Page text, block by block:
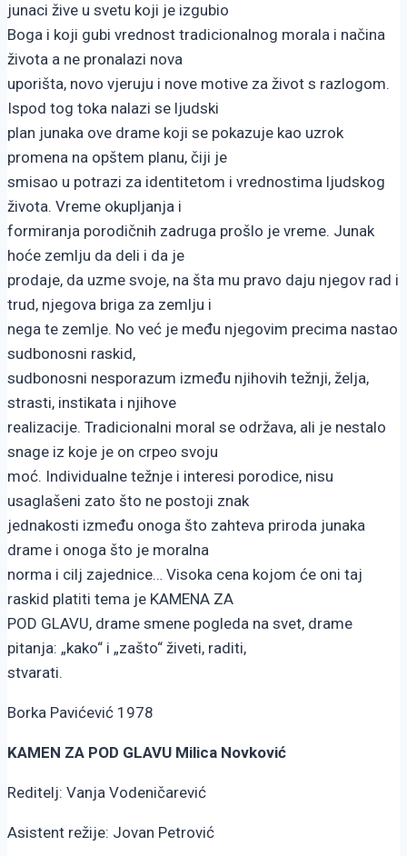
junaci žive u svetu koji je izgubio
Boga i koji gubi vrednost tradicionalnog morala i načina
života a ne pronalazi nova
uporišta, novo vjeruju i nove motive za život s razlogom.
Ispod tog toka nalazi se ljudski
plan junaka ove drame koji se pokazuje kao uzrok
promena na opštem planu, čiji je
smisao u potrazi za identitetom i vrednostima ljudskog
života. Vreme okupljanja i
formiranja porodičnih zadruga prošlo je vreme. Junak
hoće zemlju da deli i da je
prodaje, da uzme svoje, na šta mu pravo daju njegov rad i
trud, njegova briga za zemlju i
nega te zemlje. No već je među njegovim precima nastao
sudbonosni raskid,
sudbonosni nesporazum između njihovih težnji, želja,
strasti, instikata i njihove
realizacije. Tradicionalni moral se održava, ali je nestalo
snage iz koje je on crpeo svoju
moć. Individualne težnje i interesi porodice, nisu
usaglašeni zato što ne postoji znak
jednakosti između onoga što zahteva priroda junaka
drame i onoga što je moralna
norma i cilj zajednice… Visoka cena kojom će oni taj
raskid platiti tema je KAMENA ZA
POD GLAVU, drame smene pogleda na svet, drame
pitanja: „kako“ i „zašto“ živeti, raditi,
stvarati.
Borka Pavićević 1978
KAMEN ZA POD GLAVU Milica Novković
Reditelj: Vanja Vodeničarević
Asistent režije: Jovan Petrović